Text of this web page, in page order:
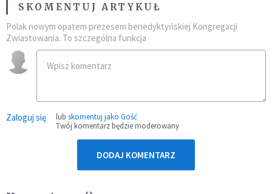
SKOMENTUJ ARTYKUŁ
Polak nowym opatem prezesem benedyktyńskiej Kongregacji
Zwiastowania. To szczególna funkcja
Zaloguj się lub skomentuj jako Gość
Twój komentarz będzie moderowany
DODAJ KOMENTARZ